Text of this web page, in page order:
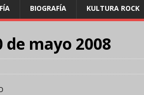
BIOGRAFÍA KULTURA ROCK
de mayo 2008